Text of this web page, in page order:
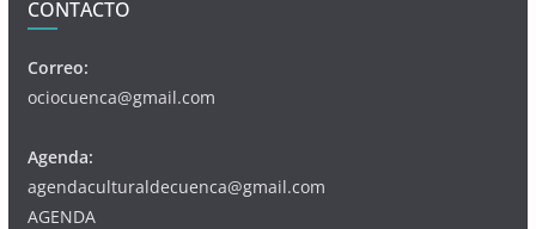
CONTACTO
Correo:
ociocuenca@gmail.com
Agenda:
agendaculturaldecuenca@gmail.com
AGENDA